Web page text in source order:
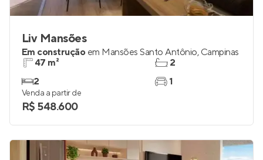
Liv Mansões
Em construção em Mansões Santo Antônio, Campinas
47 m²
2
2
1
Venda a partir de
R$ 548.600